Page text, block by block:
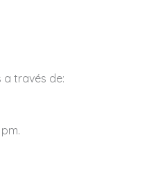
través de: